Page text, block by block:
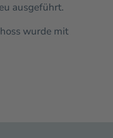
ausgeführt.
wurde mit